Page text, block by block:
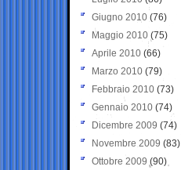
Giugno 2010 (76)
Maggio 2010 (75)
Aprile 2010 (66)
Marzo 2010 (79)
Febbraio 2010 (73)
Gennaio 2010 (74)
Dicembre 2009 (74)
Novembre 2009 (83)
Ottobre 2009 (90)